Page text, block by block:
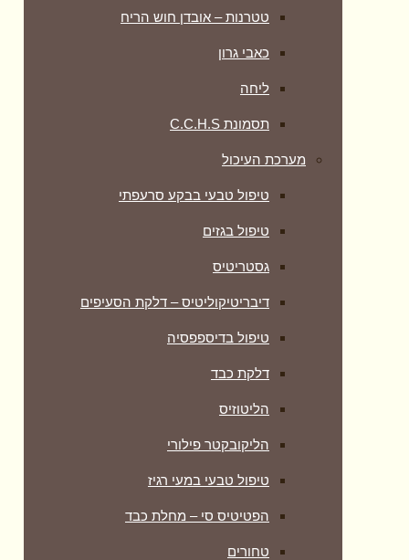
טטרנות – אובדן חוש הריח
כאבי גרון
ליחה
תסמונת C.C.H.S
מערכת העיכול
טיפול טבעי בבקע סרעפתי
טיפול בגזים
גסטריטיס
דיבריטיקוליטיס – דלקת הסעיפים
טיפול בדיספפסיה
דלקת כבד
הליטוזיס
הליקובקטר פילורי
טיפול טבעי במעי רגיז
הפטיטיס סי – מחלת כבד
טחורים